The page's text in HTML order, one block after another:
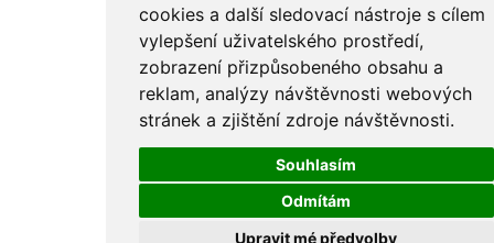
cookies a další sledovací nástroje s cílem
vylepšení uživatelského prostředí,
zobrazení přizpůsobeného obsahu a
reklam, analýzy návštěvnosti webových
stránek a zjištění zdroje návštěvnosti.
Souhlasím
Odmítám
Upravit mé předvolby